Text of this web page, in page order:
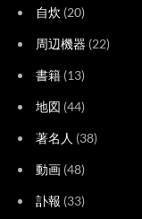
自炊 (20)
周辺機器 (22)
書籍 (13)
地図 (44)
著名人 (38)
動画 (48)
訃報 (33)